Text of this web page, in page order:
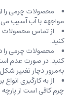
محصولات چرمی را
مواجهه با آب آسیب
از تماس محصولات
کنید.
محصولات چرمی را
کنید. در صورت عدم
به‌مرور دچار تغییر
از به کارگیری
چرم کافی است از پارچه‌